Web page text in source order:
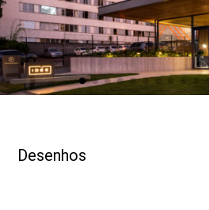
produz uma certa calma.
Isso é algo que gostaríamos de
na cidade: mais opções de
uma relação amigável com as
estreitas e tantos muros.
Desenhos